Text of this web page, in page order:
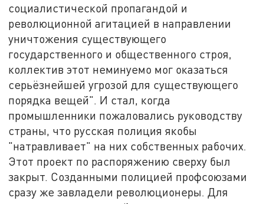
социалистической пропагандой и
революционной агитацией в направлении
уничтожения существующего
государственного и общественного строя,
коллектив этот неминуемо мог оказаться
серьёзнейшей угрозой для существующего
порядка вещей". И стал, когда
промышленники пожаловались руководству
страны, что русская полиция якобы
"натравливает" на них собственных рабочих.
Этот проект по распоряжению сверху был
закрыт. Созданными полицией профсоюзами
сразу же завладели революционеры. Для